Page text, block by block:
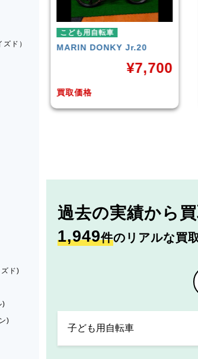
こども用自転車
BIANCHIPIRATA
買取価格
¥4,000
過去の実績から
1,949件のリアルな買
ド）
ド)
)
)